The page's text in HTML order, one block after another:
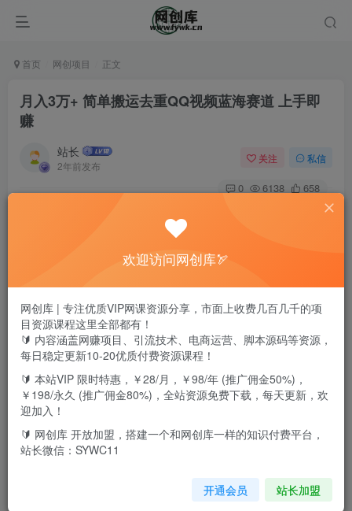
首页 网创项目 正文
月入3万+ 简单搬运去重QQ视频蓝海赛道 上手即
赚
站长
2年前发布
关注 私信
0 6138 658
大家好，今天给大家介绍一个新项目，月入3万+，我们al智
能软件帮助我们搬运，一键去重作品，QQ广告共享计划！
目前入局短视频计划的人越来越多，像微信视频号什么的竞
争都非常的激烈，普通人再想去分一杯羹还是比较困难的，
那么我们何不把目光转一下到别的平台呢，其实大家一直都
欢迎访问网创库🏹
网创库 | 专注优质VIP网课资源分享，市面上收费几百几千的项
目资源课程这里全部都有！
🔰 内容涵盖网赚项目、引流技术、电商运营、脚本源码等资源，
每日稳定更新10-20优质付费资源课程！
🔰 本站VIP 限时特惠，￥28/月，￥98/年 (推广佣金50%)，
￥198/永久 (推广佣金80%)，全站资源免费下载，每天更新，欢
迎加入！
🔰 网创库 开放加盟，搭建一个和网创库一样的知识付费平台，
站长微信：SYWC11
开通会员 站长加盟